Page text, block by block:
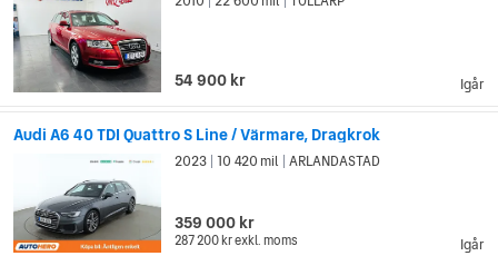
Igår
54 900 kr
Audi A6 40 TDI Quattro S Line / Värmare, Dragkrok
Igår
2023 10 420 mil ARLANDASTAD
359 000 kr
287 200 krexkl. moms